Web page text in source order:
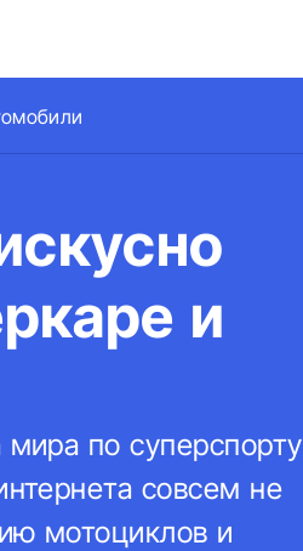
и
по суперспорту
совсем не
мотоциклов и